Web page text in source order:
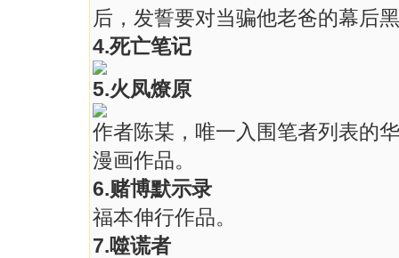
后，发誓要对当骗他老爸的幕后
4.死亡笔记
5.火凤燎原
作者陈某，唯一入围笔者列表的
漫画作品。
6.赌博默示录
福本伸行作品。
7.噬谎者